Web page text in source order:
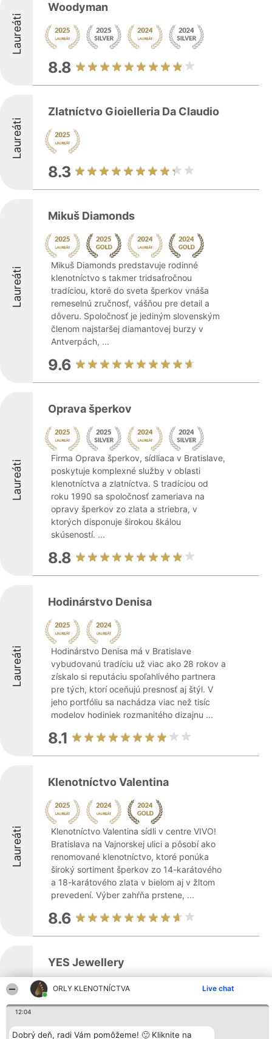
ORLY KLENOTNÍCTVA Live chat
12:04
Dobrý deň, radi Vám pomôžeme! 🙂 Kliknite na
Laureáti
Woodyman
8.8
Laureáti
Zlatníctvo Gioielleria Da Claudio
8.3
Laureáti
Mikuš Diamonds
Mikuš Diamonds predstavuje rodinné
klenotníctvo s takmer tridsaťročnou
tradíciou, ktoré do sveta šperkov vnáša
remeselnú zručnosť, vášňou pre detail a
dôveru. Spoločnosť je jediným slovenským
členom najstaršej diamantovej burzy v
Antverpách, ...
9.6
Laureáti
Oprava šperkov
Firma Oprava šperkov, sídliaca v Bratislave,
poskytuje komplexné služby v oblasti
klenotníctva a zlatníctva. S tradíciou od
roku 1990 sa spoločnosť zameriava na
opravy šperkov zo zlata a striebra, v
ktorých disponuje širokou škálou
skúseností. ...
8.8
Laureáti
Hodinárstvo Denisa
Hodinárstvo Denisa má v Bratislave
vybudovanú tradíciu už viac ako 28 rokov a
získalo si reputáciu spoľahlivého partnera
pre tých, ktorí oceňujú presnosť aj štýl. V
jeho portfóliu sa nachádza viac než tisíc
modelov hodiniek rozmanitého dizajnu ...
8.1
Laureáti
Klenotníctvo Valentina
Klenotníctvo Valentina sídli v centre VIVO!
Bratislava na Vajnorskej ulici a pôsobí ako
renomované klenotníctvo, ktoré ponúka
široký sortiment šperkov zo 14-karátového
a 18-karátového zlata v bielom aj v žltom
prevedení. Výber zahŕňa prstene, ...
8.6
Laureáti
YES Jewellery
klenotníctvo pôsobiace na slovenskom trhu,
ktoré ponúka rozmanitý sortiment šperkov